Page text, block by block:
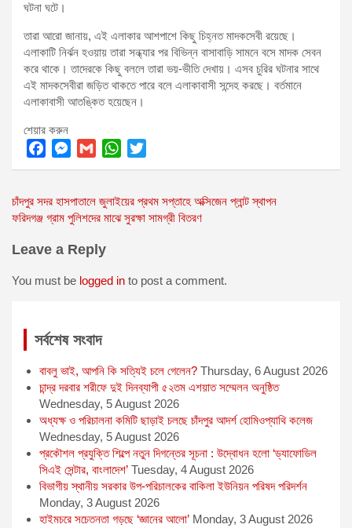
ঘটনা ঘটে।
তারা আরো জানায়, এই এলাকার আশপাশে কিছু চিহ্নত মাদকসেবী রয়েছে।
এলাকাটি নির্ঝন হওয়ায় তারা সন্ধ্যার পর বিভিন্ন বাসাবাড়ি সামনে বসে মাদক সেবন
করে থাকে। তাদেরকে কিছু বললে তারা ভয়-ভীতি দেখায়। এসব চুরির ঘটনার সাথে
এই মাদকসেবীরা জড়িত থাকতে পারে বলে এলাকাবাসী সন্দেহ করছে। বর্তমানে
এলাকাবাসী আতঙ্কিত হয়েছেন।
শেয়ার করুন
F
c
e
o
M
s
s
g
G
a
i
W
a
t
A
p
T
i
t
r
Post
navigation
চাঁদপুর সদর হাসপাতালে জুলাইয়ের প্রথম সপ্তাহে অক্সিজেন প্লান্ট স্থাপন
ফরিদগঞ্জ গ্রাম পুলিশদের মাঝে সুরক্ষা সামগ্রী বিতরণ
Leave a Reply
You must be logged in to post a comment.
সর্বশেষ সংবাদ
বাবলু ভাই, আপনি কি সত্যিই চলে গেলেন? Thursday, 6 August 2026
চান্দ্র দরবার শরীফে দুই দিনব্যাপী ৫২তম এশয়াত সম্মেলন অনুষ্ঠিত
Wednesday, 5 August 2026
অধ্যক্ষ ও পরিচালনা কমিটি ছাড়াই চলছে চাঁদপুর আদর্শ হোমিওপ্যাথি কলেজ
Wednesday, 5 August 2026
প্রকৌশল প্রযুক্তি শিল্পে নতুন দিগন্তের সূচনা : উদ্বোধন হলো ‘ড্যাফোডিল
সিএই সেন্টার, বাংলাদেশ’ Tuesday, 4 August 2026
বিভাগীয় স্থানীয় সরকার উপ-পরিচালকের বাকিলা ইউনিয়ন পরিষদ পরিদর্শন
Monday, 3 August 2026
হাইমচরে সচেতনতা গড়ছে ‘জ্ঞানের আলো’ Monday, 3 August 2026